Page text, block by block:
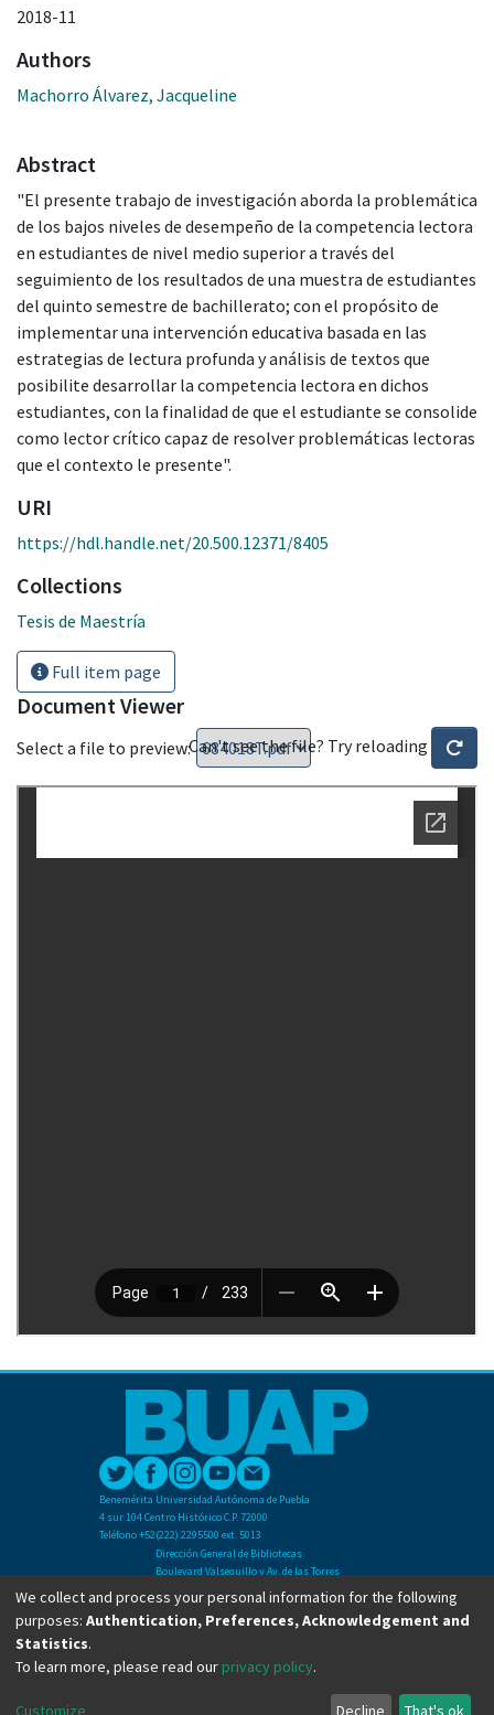
2018-11
Authors
Machorro Álvarez, Jacqueline
Abstract
"El presente trabajo de investigación aborda la problemática
de los bajos niveles de desempeño de la competencia lectora
en estudiantes de nivel medio superior a través del
seguimiento de los resultados de una muestra de estudiantes
del quinto semestre de bachillerato; con el propósito de
implementar una intervención educativa basada en las
estrategias de lectura profunda y análisis de textos que
posibilite desarrollar la competencia lectora en dichos
estudiantes, con la finalidad de que el estudiante se consolide
como lector crítico capaz de resolver problemáticas lectoras
que el contexto le presente".
URI
https://hdl.handle.net/20.500.12371/8405
Collections
Tesis de Maestría
Full item page
Document Viewer
Select a file to preview:Can't see the file? Try reloading
Benemérita Universidad Autónoma de Puebla
4 sur 104 Centro Histórico C.P. 72000
Teléfono +52(222) 2295500 ext. 5013
Dirección General de Bibliotecas
Boulevard Valsequillo y Av. de las Torres
Ciudad Universitaria. Col. San Manuel
C.P. 72570
Teléfono +52 (222) 2295500 Ext 2901
Copyright © Dirección General de Bibliotecas - BUAP 2024. All right reserved.
We collect and process your personal information for the following
purposes: Authentication, Preferences, Acknowledgement and
Statistics.
To learn more, please read our privacy policy.